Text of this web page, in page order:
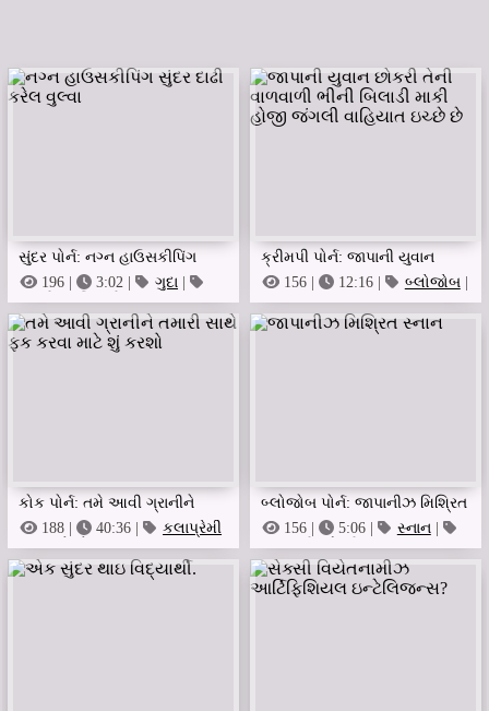
સુંદર પોર્ન: નગ્ન હાઉસકીપિંગ
સુંદર દાઢી કરેલ વુલ્વા
196 | 3:02 | ગુદા |
જલ્દી જ બિલાડી
ક્રીમપી પોર્ન: જાપાની યુવાન
છોકરી તેની વાળવાળી ભીની
બિલાડી માકી હોજી જંગલી
વાહિયાત ઇચ્છે છે
156 | 12:16 | બ્લોજોબ|
કૂકડો ચૂસી રહ્યો છે
કોક પોર્ન: તમે આવી ગ્રાનીને
તમારી સાથે ફક કરવા માટે શું
કરશો
188 | 40:36 |
કલાપ્રેમી
|
બ્લોજોબ
બ્લોજોબ પોર્ન: જાપાનીઝ મિશ્રિત
સ્નાન156 | 5:06 | સ્નાન|
નહાવાની ઓરડી